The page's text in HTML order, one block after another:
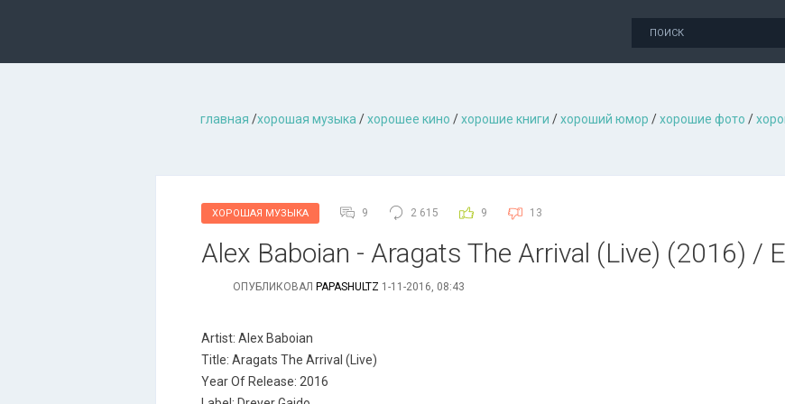
главная /хорошая музыкa /хорошее кино /хорошие книги /хороший юмор /хорошие фото /
ХОРОШАЯ МУЗЫКА 9 2 615 9 13
Alex Baboian - Aragats The Arrival (Live) (2016) /
ОПУБЛИКОВАЛ PAPASHULTZ 1-11-2016, 08:43
Artist: Alex Baboian
Title: Aragats The Arrival (Live)
Year Of Release: 2016